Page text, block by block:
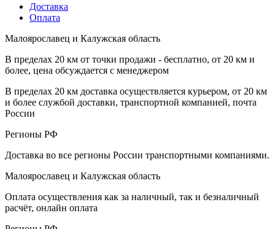
Доставка
Оплата
Малоярославец и Калужская область
В пределах 20 км от точки продажи - бесплатно, от 20 км и
более, цена обсуждается с менеджером
В пределах 20 км доставка осуществляется курьером, от 20 км
и более службой доставки, транспортной компанией, почта
России
Регионы РФ
Доставка во все регионы России транспортными компаниями.
Малоярославец и Калужская область
Оплата осуществления как за наличный, так и безналичный
расчёт, онлайн оплата